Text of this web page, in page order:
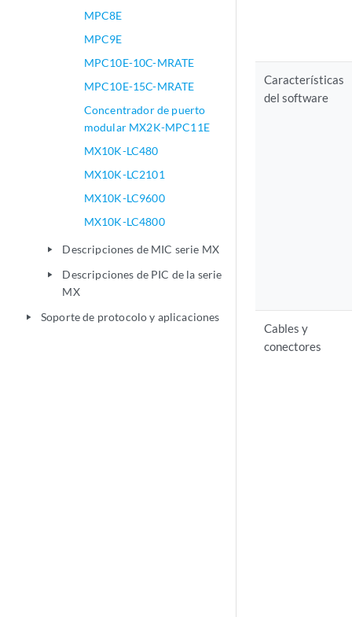
MPC8E
MPC9E
MPC10E-10C-MRATE
MPC10E-15C-MRATE
Concentrador de puerto
modular MX2K-MPC11E
MX10K-LC480
MX10K-LC2101
MX10K-LC9600
MX10K-LC4800
play_arrow Descripciones de MIC serie MX
play_arrow
Descripciones de PIC de la serie
MX
play_arrow Soporte de protocolo y aplicaciones
Características
del software
Cables y
conectores